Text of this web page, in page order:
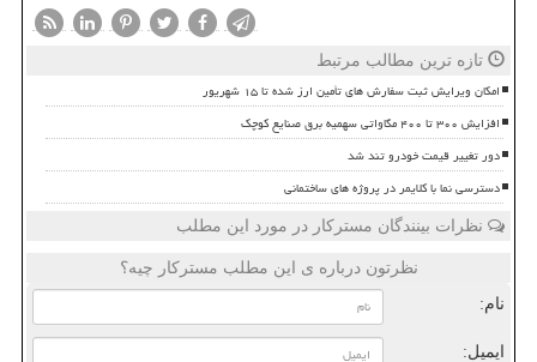
تازه ترین مطالب مرتبط
امکان ویرایش ثبت سفارش های تأمین ارز شده تا ۱۵ شهریور
افزایش ۳۰۰ تا ۴۰۰ مگاواتی سهمیه برق صنایع کوچک
دور تغییر قیمت خودرو تند شد
دسترسی نما با کلایمر در پروژه های ساختمانی
نظرات بینندگان مسترکار در مورد این مطلب
نظرتون درباره ی این مطلب مسترکار چیه؟
نام:
ایمیل: